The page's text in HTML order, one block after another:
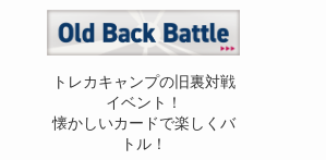
トレカキャンプの旧裏対戦
イベント！
懐かしいカードで楽しくバ
トル！